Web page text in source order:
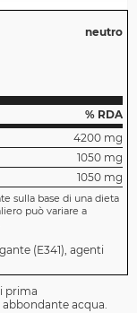
neutro
% RDA
4200 mg
1050 mg
1050 mg
sulla base di una dieta
può variare a
(E341), agenti
prima
acqua.